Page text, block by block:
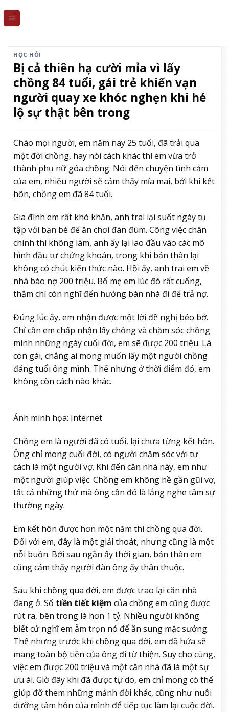
HỌC HỎI
Bị cả thiên hạ cười mỉa vì lấy
chồng 84 tuổi, gái trẻ khiến vạn
người quay xe khóc nghẹn khi hé
lộ sự thật bên trong
Chào mọi người, em năm nay 25 tuổi, đã trải qua
một đời chồng, hay nói cách khác thì em vừa trở
thành phụ nữ góa chồng. Nói đến chuyện tình cảm
của em, nhiều người sẽ cảm thấy mỉa mai, bởi khi kết
hôn, chồng em đã 84 tuổi.
Gia đình em rất khó khăn, anh trai lại suốt ngày tụ
tập với bạn bè để ăn chơi đàn đúm. Công việc chân
chính thì không làm, anh ấy lại lao đầu vào các mô
hình đầu tư chứng khoán, trong khi bản thân lại
không có chút kiến thức nào. Hồi ấy, anh trai em về
nhà báo nợ 200 triệu. Bố mẹ em lúc đó rất cuống,
thậm chí còn nghĩ đến hướng bán nhà đi để trả nợ.
Đúng lúc ấy, em nhận được một lời đề nghị béo bở.
Chỉ cần em chấp nhận lấy chồng và chăm sóc chồng
mình những ngày cuối đời, em sẽ được 200 triệu. Là
con gái, chẳng ai mong muốn lấy một người chồng
đáng tuổi ông mình. Thế nhưng ở thời điểm đó, em
không còn cách nào khác.
Ảnh minh họa: Internet
Chồng em là người đã có tuổi, lại chưa từng kết hôn.
Ông chỉ mong cuối đời, có người chăm sóc với tư
cách là một người vợ. Khi đến căn nhà này, em như
một người giúp việc. Chồng em không hề gần gũi vợ,
tất cả những thứ mà ông cần đó là lắng nghe tâm sự
thường ngày.
Em kết hôn được hơn một năm thì chồng qua đời.
Đối với em, đây là một giải thoát, nhưng cũng là một
nỗi buồn. Bởi sau ngần ấy thời gian, bản thân em
cũng cảm thấy người đàn ông ấy thân thuộc.
Sau khi chồng qua đời, em được trao lại căn nhà
đang ở. Số tiền tiết kiệm của chồng em cũng được
rút ra, bên trong là hơn 1 tỷ. Nhiều người không
biết cứ nghĩ em ẵm trọn nó để ăn sung mặc sướng.
Thế nhưng trước khi chồng qua đời, em đã hứa sẽ
mang toàn bộ tiền của ông đi từ thiện. Suy cho cùng,
việc em được 200 triệu và một căn nhà đã là một sự
ưu ái. Giờ đây khi đã được tự do, em chỉ mong có thể
giúp đỡ them những mảnh đời khác, cũng như nuôi
dưỡng tâm hồn của mình để tiếp tục làm lại cuộc đời.